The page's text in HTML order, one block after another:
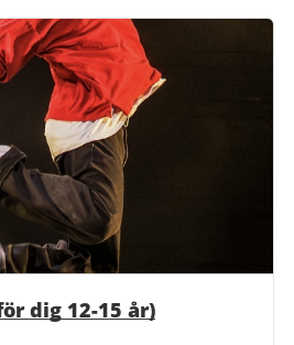
dig 12-15 år)